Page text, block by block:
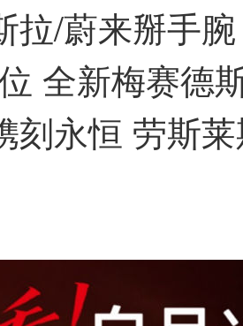
拉/蔚来掰手
全新梅赛德
刻永恒 劳斯